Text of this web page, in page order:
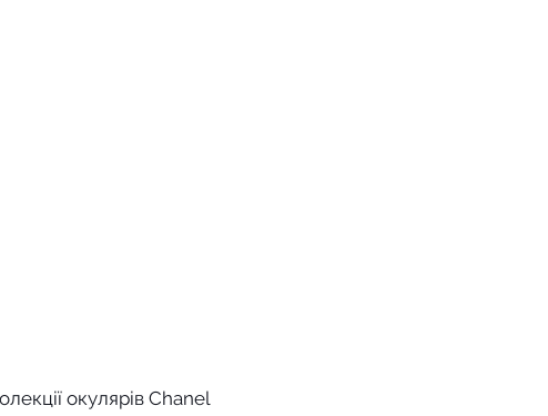
окулярів Chanel